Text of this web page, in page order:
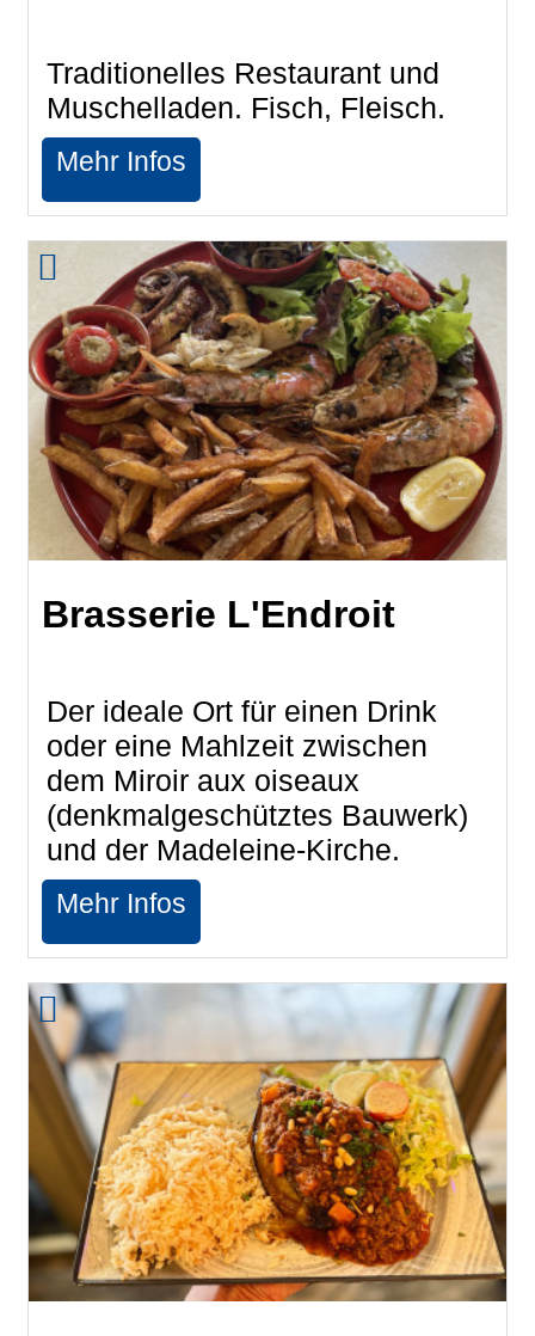
Traditionelles Restaurant und
Muschelladen. Fisch, Fleisch.
Mehr Infos
Brasserie L'Endroit
Der ideale Ort für einen Drink
oder eine Mahlzeit zwischen
dem Miroir aux oiseaux
(denkmalgeschütztes Bauwerk)
und der Madeleine-Kirche.
Mehr Infos